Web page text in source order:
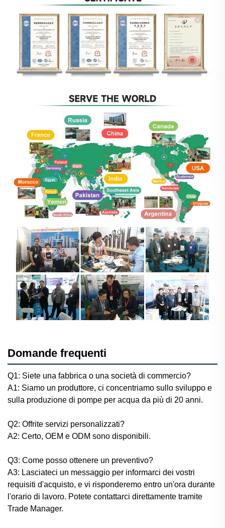
Domande frequenti
Q1: Siete una fabbrica o una società di commercio?
A1: Siamo un produttore, ci concentriamo sullo sviluppo e
sulla produzione di pompe per acqua da più di 20 anni.
Q2: Offrite servizi personalizzati?
A2: Certo, OEM e ODM sono disponibili.
Q3: Come posso ottenere un preventivo?
A3: Lasciateci un messaggio per informarci dei vostri
requisiti d'acquisto, e vi risponderemo entro un'ora durante
l'orario di lavoro. Potete contattarci direttamente tramite
Trade Manager.